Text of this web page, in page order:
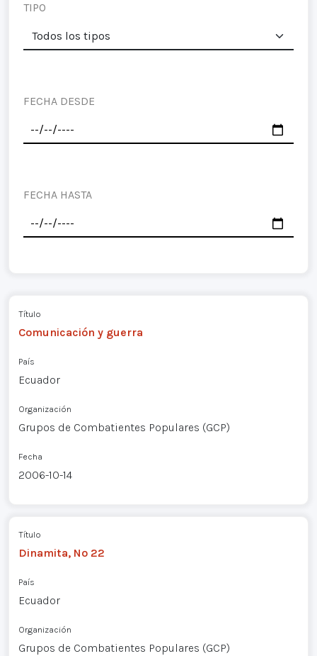
TIPO
FECHA DESDE
FECHA HASTA
Título
Comunicación y guerra
País
Ecuador
Organización
Grupos de Combatientes Populares (GCP)
Fecha
2006-10-14
Título
Dinamita, Nº 22
País
Ecuador
Organización
Grupos de Combatientes Populares (GCP)